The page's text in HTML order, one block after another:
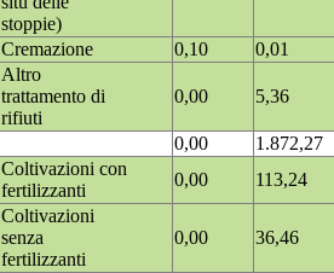
stoppie)
Cremazione
0,10
0,01
Altro
trattamento di
rifiuti
0,00 5,36
0,00
1.872,27
Coltivazioni con
fertilizzanti
0,00
113,24
Coltivazioni
senza
fertilizzanti
0,00 36,46